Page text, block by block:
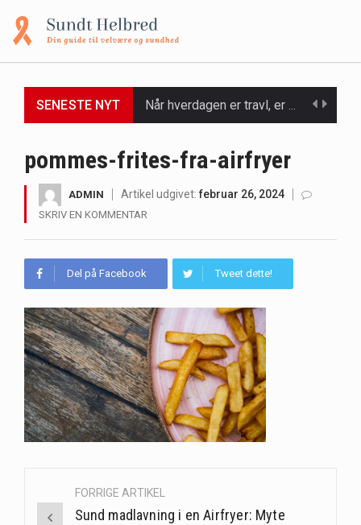
SENESTE NYT
Massagestole er ikke længere forbeholdt luksuriøse spaer og wellnesscentre - de er nu tilgængelige til…
pommes-frites-fra-airfryer
ADMIN Artikel udgivet:februar 26, 2024
SKRIV EN KOMMENTAR
Del på Facebook Tweet dette!
navigationFORRIGE ARTIKEL
Sund madlavning i en Airfryer: Myte